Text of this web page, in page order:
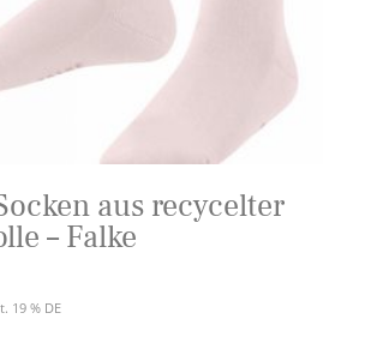
aus recycelter
– Falke
19 % DE